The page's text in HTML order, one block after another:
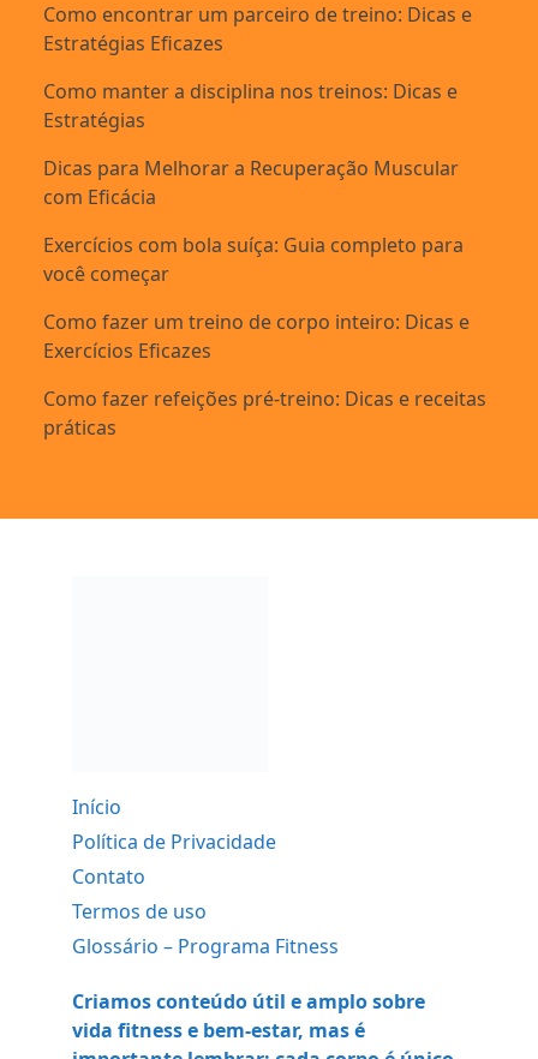
Como encontrar um parceiro de treino: Dicas e
Estratégias Eficazes
Como manter a disciplina nos treinos: Dicas e
Estratégias
Dicas para Melhorar a Recuperação Muscular
com Eficácia
Exercícios com bola suíça: Guia completo para
você começar
Como fazer um treino de corpo inteiro: Dicas e
Exercícios Eficazes
Como fazer refeições pré-treino: Dicas e receitas
práticas
Início
Política de Privacidade
Contato
Termos de uso
Glossário – Programa Fitness
Criamos conteúdo útil e amplo sobre
vida fitness e bem-estar, mas é